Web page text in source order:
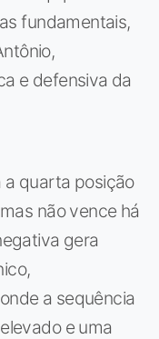
fundamentais,
e defensiva da
a quarta posição
não vence há
gera
a sequência
e uma